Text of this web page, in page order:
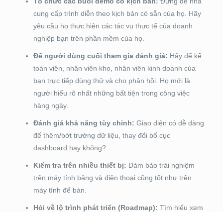
cung cấp trình diễn theo kịch bản có sẵn của họ. Hãy
yêu cầu họ thực hiện các tác vụ thực tế của doanh
nghiệp bạn trên phần mềm của họ.
Để người dùng cuối tham gia đánh giá: Hãy để kế
toán viên, nhân viên kho, nhân viên kinh doanh của
bạn trực tiếp dùng thử và cho phản hồi. Họ mới là
người hiểu rõ nhất những bất tiện trong công việc
hàng ngày.
Đánh giá khả năng tùy chỉnh: Giao diện có dễ dàng
để thêm/bớt trường dữ liệu, thay đổi bố cục
dashboard hay không?
Kiểm tra trên nhiều thiết bị: Đảm bảo trải nghiệm
trên máy tính bảng và điện thoại cũng tốt như trên
máy tính để bàn.
Hỏi về lộ trình phát triển (Roadmap): Tìm hiểu xem